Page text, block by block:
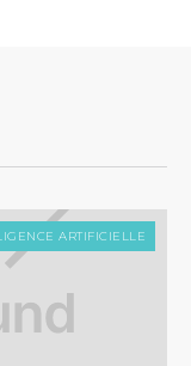
ARTIFICIELLE